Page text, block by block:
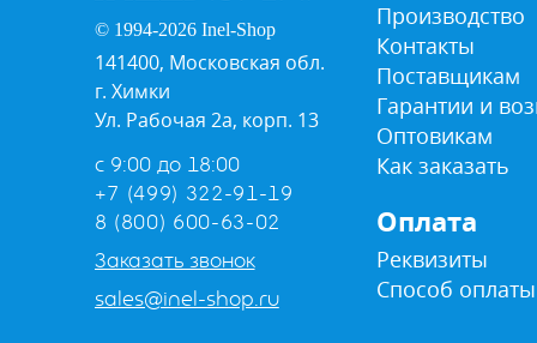
© 1994-2026 Inel-Shop
141400, Московская обл.
г. Химки
Ул. Рабочая 2а, корп. 13
с 9:00 до 18:00
+7 (499) 322-91-19
8 (800) 600-63-02
Заказать звонок
sales@inel-shop.ru
Производство
Контакты
Поставщикам
Гарантии и
Оптовикам
Как заказать
Оплата
Реквизиты
Способ оплаты